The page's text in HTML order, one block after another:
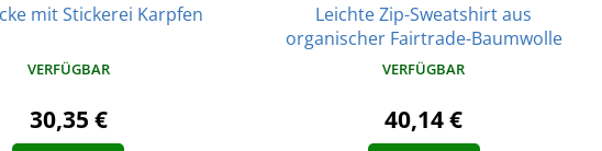
mit Stickerei Karpfen
VERFÜGBAR
30,35 €
Leichte Zip-Sweatshirt aus
organischer Fairtrade-Baumwolle
VERFÜGBAR
40,14 €